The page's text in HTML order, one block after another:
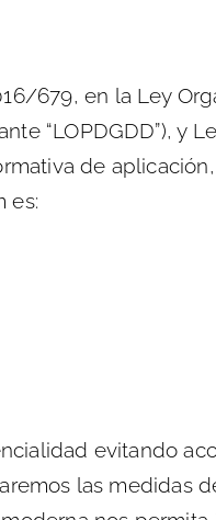
679, en la Ley
“LOPDGDD”), y
de
es:
evitando
las medidas